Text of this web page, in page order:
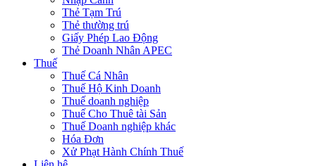
Thẻ Tạm Trú
Thẻ thường trú
Giấy Phép Lao Động
Thẻ Doanh Nhân APEC
Thuế
Thuế Cá Nhân
Thuế Hộ Kinh Doanh
Thuế doanh nghiệp
Thuế Cho Thuê tài Sản
Thuế Doanh nghiệp khác
Hóa Đơn
Xử Phạt Hành Chính Thuế